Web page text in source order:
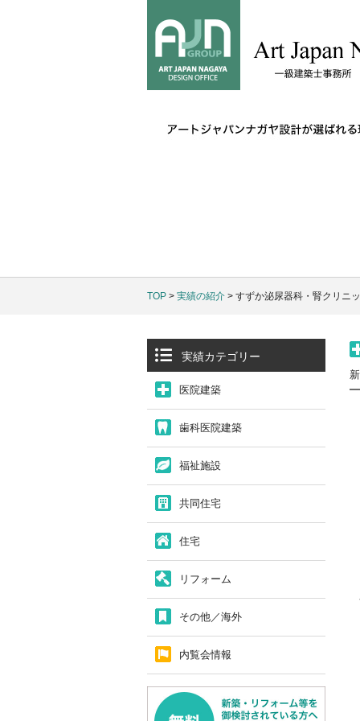
TOP > 実績の紹介 > すずか泌尿器科・腎クリニ
実績カテゴリー
医院建築
歯科医院建築
福祉施設
共同住宅
住宅
リフォーム
その他／海外
内覧会情報